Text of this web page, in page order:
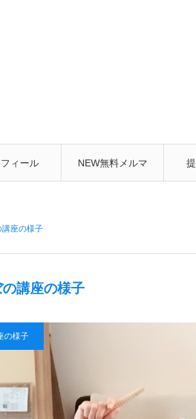
ィール NEW無料メルマ
座の様子
講座の様子
の様子